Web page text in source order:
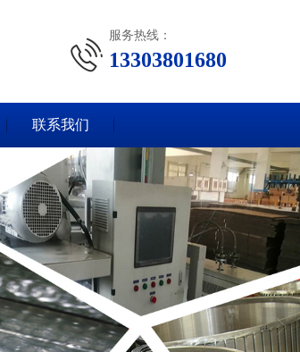
服务热线：
13303801680
联系我们